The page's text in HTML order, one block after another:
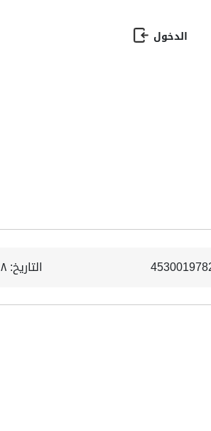
الدخول
التاريخ:٨ مُحرَّم ١٤٤٥